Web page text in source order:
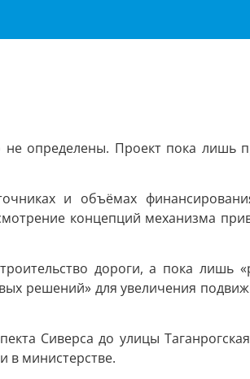
определены. Проект пока лишь
и объёмах
концепций механизма
дороги, а пока лишь
решений» для увеличения
Сиверса до улицы
в министерстве.